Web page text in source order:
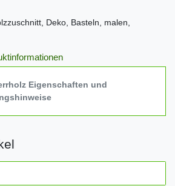
Deko, Basteln, malen,
Eigenschaften und